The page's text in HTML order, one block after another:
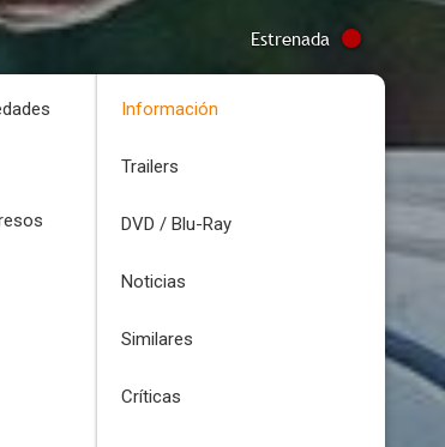
Estrenada
Información
Trailers
DVD / Blu-Ray
Noticias
Similares
Críticas